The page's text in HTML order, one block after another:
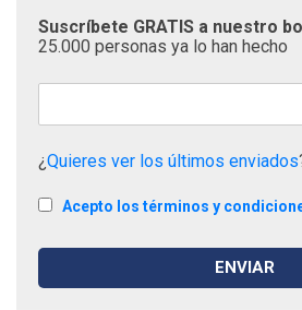
Suscríbete GRATIS a nuestro
25.000 personas ya lo han hecho
¿Quieres ver los últimos enviados
Acepto los términos y